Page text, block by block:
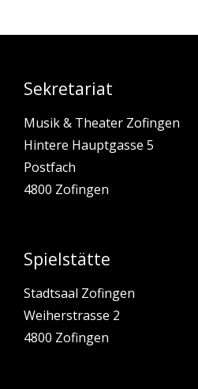
Sekretariat
Musik & Theater Zofingen
Hintere Hauptgasse 5
Postfach
4800 Zofingen
Spielstätte
Stadtsaal Zofingen
Weiherstrasse 2
4800 Zofingen